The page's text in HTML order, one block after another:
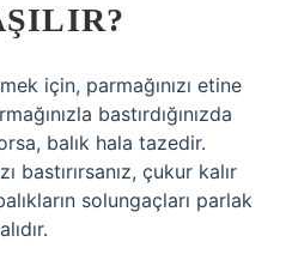
için, parmağınızı etine
bastırdığınızda
balık hala tazedir.
bastırırsanız, çukur kalır
solungaçları parlak